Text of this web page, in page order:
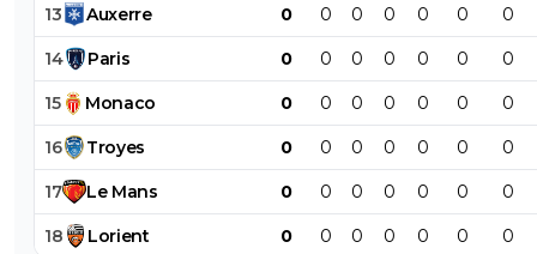
13 Auxerre 0 0 0 0 0 0 0
14 Paris 0 0 0 0 0 0 0
15 Monaco 0 0 0 0 0 0 0
16 Troyes 0 0 0 0 0 0 0
17 Le Mans 0 0 0 0 0 0 0
18 Lorient 0 0 0 0 0 0 0